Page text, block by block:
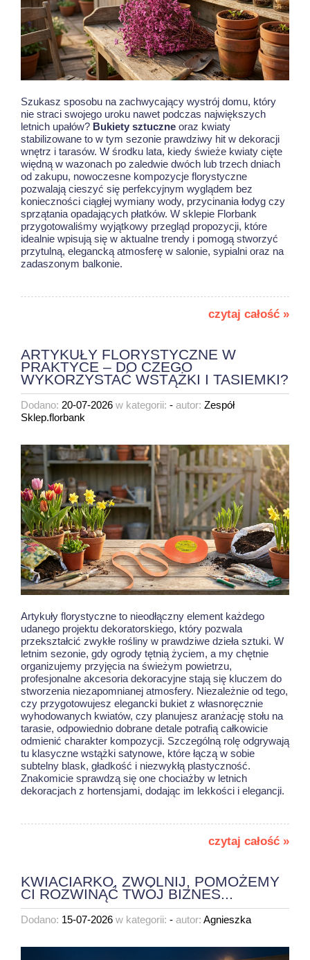
Szukasz sposobu na zachwycający wystrój domu, który
nie straci swojego uroku nawet podczas największych
letnich upałów? Bukiety sztuczne oraz kwiaty
stabilizowane to w tym sezonie prawdziwy hit w dekoracji
wnętrz i tarasów. W środku lata, kiedy świeże kwiaty cięte
więdną w wazonach po zaledwie dwóch lub trzech dniach
od zakupu, nowoczesne kompozycje florystyczne
pozwalają cieszyć się perfekcyjnym wyglądem bez
konieczności ciągłej wymiany wody, przycinania łodyg czy
sprzątania opadających płatków. W sklepie Florbank
przygotowaliśmy wyjątkowy przegląd propozycji, które
idealnie wpisują się w aktualne trendy i pomogą stworzyć
przytulną, elegancką atmosferę w salonie, sypialni oraz na
zadaszonym balkonie.
czytaj całość »
ARTYKUŁY FLORYSTYCZNE W
PRAKTYCE – DO CZEGO
WYKORZYSTAĆ WSTĄŻKI I TASIEMKI?
Dodano: 20-07-2026 w kategorii: - autor: Zespół
Sklep.florbank
Artykuły florystyczne to nieodłączny element każdego
udanego projektu dekoratorskiego, który pozwala
przekształcić zwykłe rośliny w prawdziwe dzieła sztuki. W
letnim sezonie, gdy ogrody tętnią życiem, a my chętnie
organizujemy przyjęcia na świeżym powietrzu,
profesjonalne akcesoria dekoracyjne stają się kluczem do
stworzenia niezapomnianej atmosfery. Niezależnie od tego,
czy przygotowujesz elegancki bukiet z własnoręcznie
wyhodowanych kwiatów, czy planujesz aranżację stołu na
tarasie, odpowiednio dobrane detale potrafią całkowicie
odmienić charakter kompozycji. Szczególną rolę odgrywają
tu klasyczne wstążki satynowe, które łączą w sobie
subtelny blask, gładkość i niezwykłą plastyczność.
Znakomicie sprawdzą się one chociażby w letnich
dekoracjach z hortensjami, dodając im lekkości i elegancji.
czytaj całość »
KWIACIARKO, ZWOLNIJ, POMOŻEMY
CI ROZWINĄĆ TWÓJ BIZNES...
Dodano: 15-07-2026 w kategorii: - autor: Agnieszka